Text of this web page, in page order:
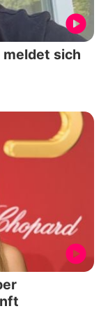
meldet sich